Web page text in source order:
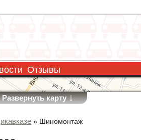
Отзывы
Развернуть карту↓
» Шиномонтаж